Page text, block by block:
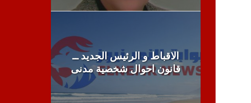
الاقباط و الرئيس الجديد ــ
قانون احوال شخصية مدنى